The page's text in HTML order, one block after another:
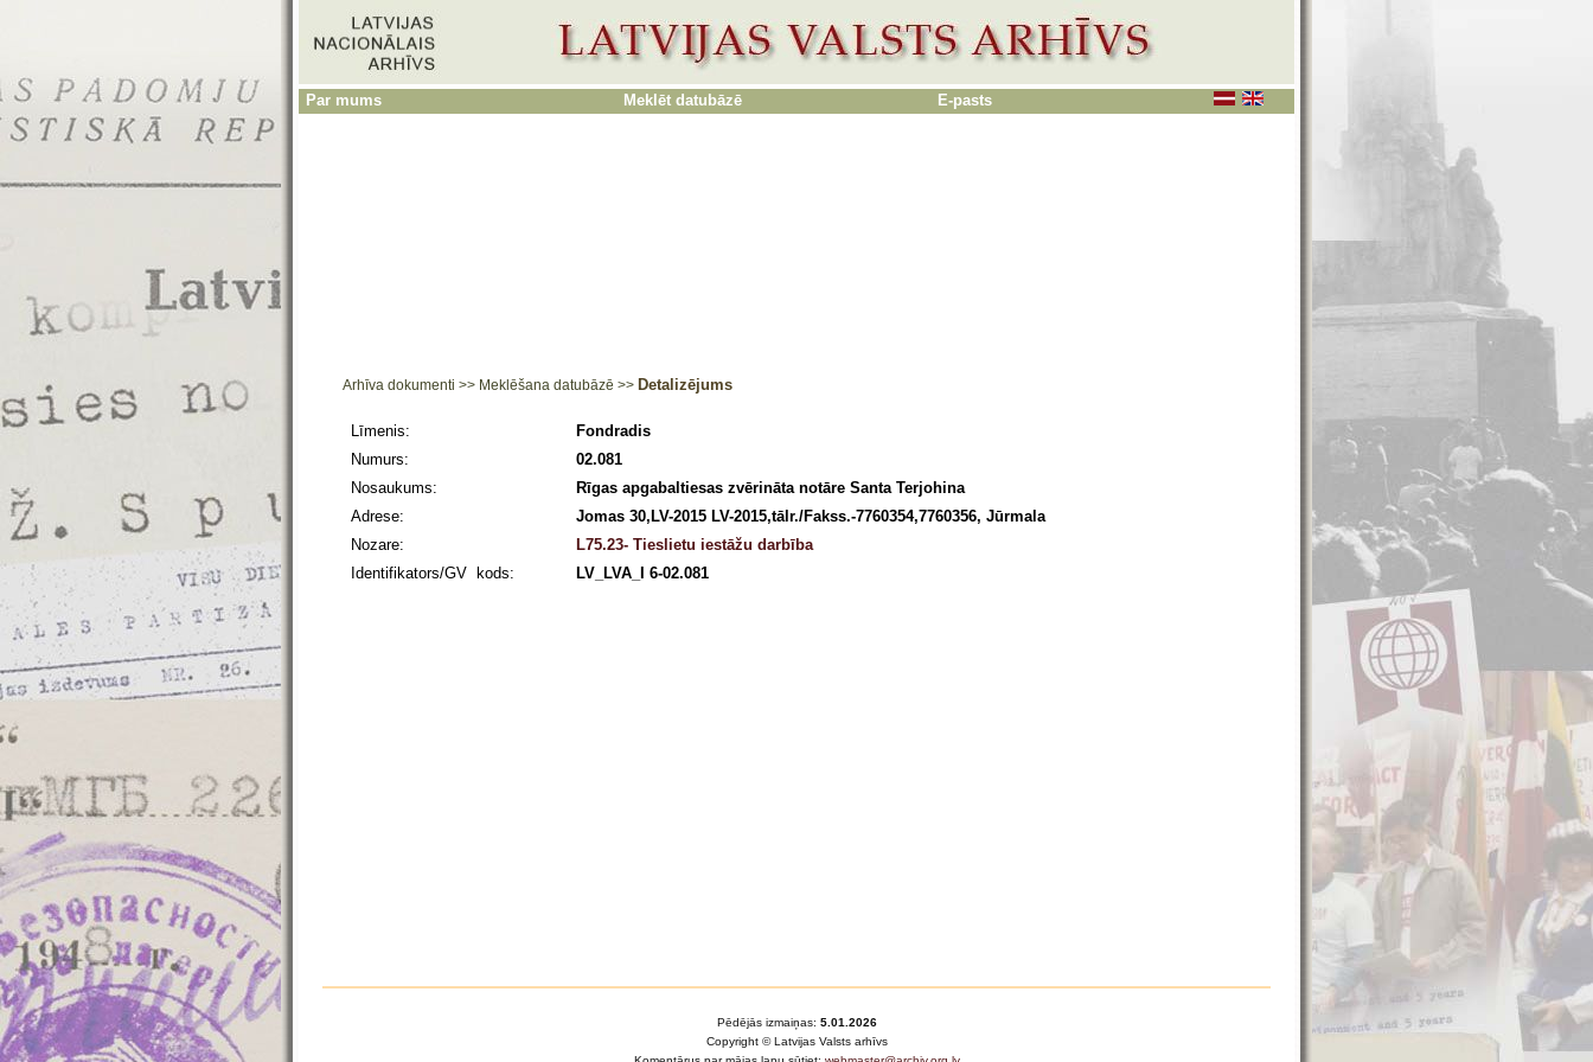
Par mums Meklēt datubāzē E-pasts
Arhīva dokumenti >> Meklēšana datubāzē >> Detalizējums
Līmenis:
Fondradis
Numurs:
02.081
Nosaukums:
Rīgas apgabaltiesas zvērināta notāre Santa Terjohina
Adrese:
Jomas 30,LV-2015 LV-2015,tālr./Fakss.-7760354,7760356, Jūrmala
Nozare:
L75.23- Tieslietu iestāžu darbība
Identifikators/GV kods:
LV_LVA_I 6-02.081
Pēdējās izmaiņas: 5.01.2026
Copyright © Latvijas Valsts arhīvs